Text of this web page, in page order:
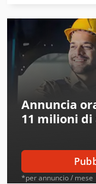
Bauerrichter
Bausola
Bezner
Bgu
Boegli
Breda
Annuncia
11 milioni
*per annuncio / mese